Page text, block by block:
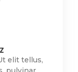
elit tellus,